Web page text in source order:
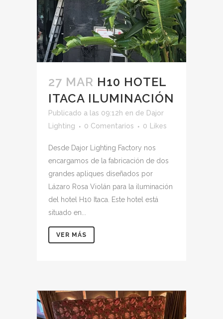
27 MAR H10 HOTEL
ITACA ILUMINACIÓN
Publicado a las 09:12h en de Dajor
Lighting
0 Comentarios 0 Likes
Desde Dajor Lighting Factory nos
encargamos de la fabricación de dos
grandes apliques diseñados por
Lázaro Rosa Violán para la iluminación
del hotel H10 Itaca. Este hotel está
situado en...
VER MÁS